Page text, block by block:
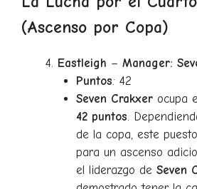
(Ascenso por Copa)
Eastleigh – Manager:
Puntos: 42
Seven Crakxerocupa
42 puntos.
de la copa, este
para un ascenso
el liderazgo de Seven